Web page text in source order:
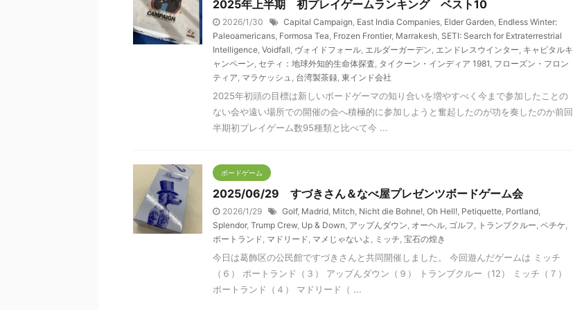
2025年上半期 初プレイゲームランキング ベスト10
2026/1/30 Capital Campaign, East India Companies, Elder Garden, Endless Winter:
Paleoamericans, Formosa Tea, Frozen Frontier, Marrakesh, SETI: Search for Extraterrestrial
Intelligence, Voidfall, ヴォイドフォール, エルダーガーデン, エンドレスウインター, キャピタルキ
ャンペーン, セティ：地球外知的生命体探査, タイクーン・インディア 1981, フローズン・フロン
ティア, マラケッシュ , 台湾製茶録, 東インド会社
2025年初頭の目標は新しいボードゲーマの知り合いを増やすべく今まで参加したことの
ない会や遠い場所での開催の会へ積極的に参加しようと奮起したのが功を奏したのか前回
半期初プレイゲーム数95種類と比べて今 ...
ボードゲーム
2025/06/29 すづきさん＆なべ屋プレゼンツボードゲーム会
2026/1/29 Golf, Madrid, Mitch, Nicht die Bohne!, Oh Hell!, Petiquette, Portland,
Splendor, Trump Crew, Up & Down, アップんダウン, オーヘル, ゴルフ, トランプクルー, ペチケ,
ポートランド, マドリード, マメじゃないよ , ミッチ, 宝石の煌き
今日は葛飾区の公民館ですづきさんと共同開催しました。 今回遊んだゲームは ミッチ
（６） ポートランド（３） アップんダウン（９） トランプクルー（12） ミッチ（７）
ポートランド（４） マドリード（ ...